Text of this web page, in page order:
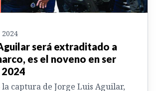
2024
será extraditado a
es el noveno en ser
la captura de Jorge Luis Aguilar,